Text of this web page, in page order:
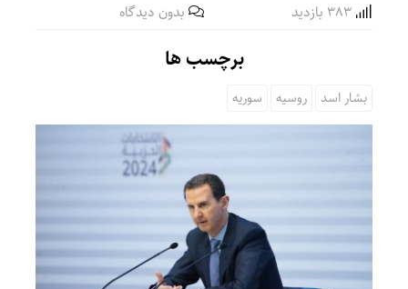
بدون دیدگاه
برچسب ها
بشار اسد روسیه سوریه